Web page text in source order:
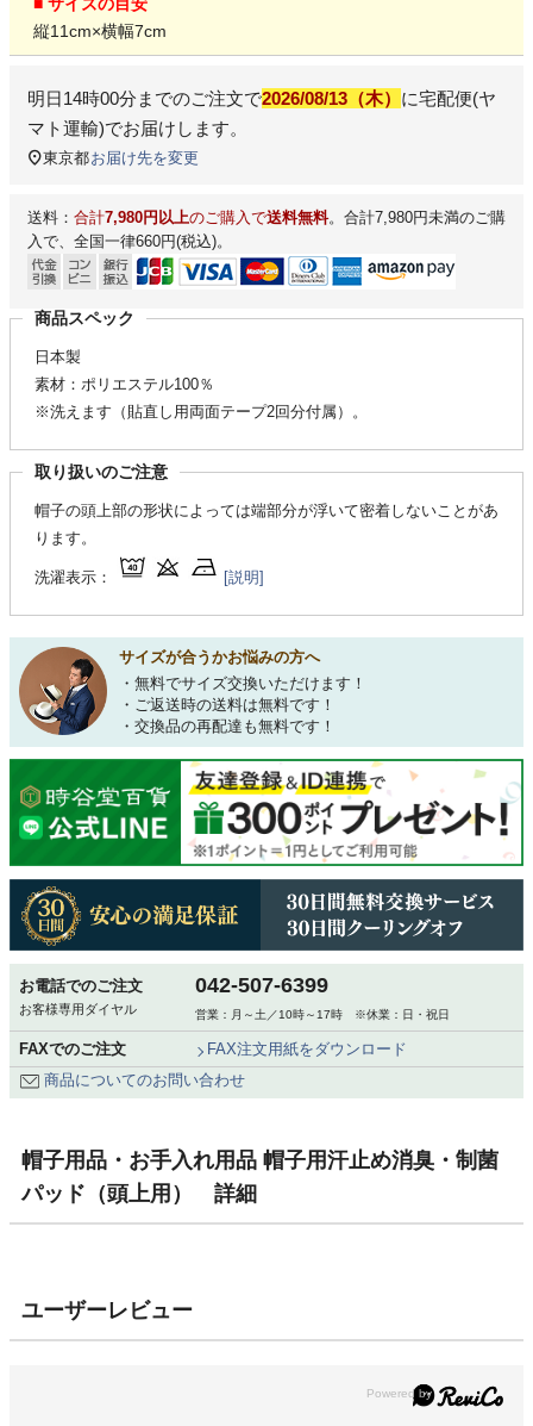
縦11cm×横幅7cm
明日14時00分 までのご注文で2026/08/13（木） に宅配便(ヤ
マト運輸)でお届けします。
東京都お届け先を変更
送料： 合計7,980円以上のご購入で送料無料。合計7,980円未満のご購
入で、全国一律660円(税込)。
商品スペック
日本製
素材：ポリエステル100％
※洗えます（貼直し用両面テープ2回分付属）。
取り扱いのご注意
帽子の頭上部の形状によっては端部分が浮いて密着しないことがあ
ります。
洗濯表示： [説明]
サイズが合うかお悩みの方へ
・無料でサイズ交換いただけます！
・ご返送時の送料は無料です！
・交換品の再配達も無料です！
お電話でのご注文
お客様専用ダイヤル
042-507-6399
営業：月～土／10時～17時 ※休業：日・祝日
FAXでのご注文
FAX注文用紙をダウンロード
商品についてのお問い合わせ
帽子用品・お手入れ用品 帽子用汗止め消臭・制菌
パッド（頭上用） 詳細
ユーザーレビュー